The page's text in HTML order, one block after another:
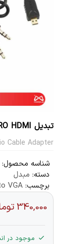
تبدیل VGA TO MICRO HDMI
Cable Adapter
شناسه محصول:
دسته: مبدل
برچسب: VGA
340,000
موجود در